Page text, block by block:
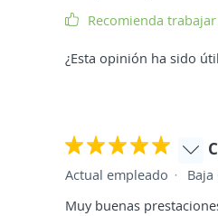
Recomienda
¿Esta opinión ha sido
Actual empleado
Muy buenas